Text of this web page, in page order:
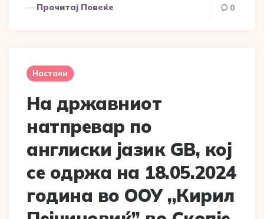
Прочитај Повеќе 0
Настани
На државниот
натпревар по
англиски јазик GB, кој
се одржа на 18.05.2024
година во ООУ ,,Кирил